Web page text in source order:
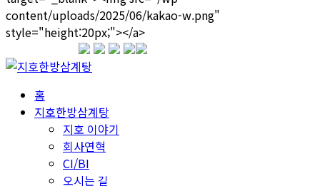
홈
지호한방삼계탕
지호 이야기
회사연혁
CI/BI
오시는 길